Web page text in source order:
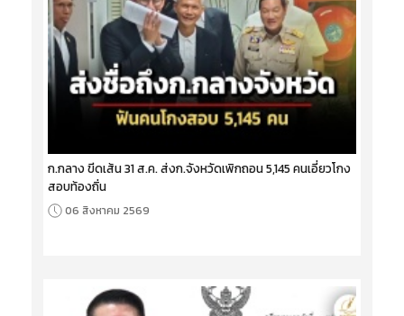
ก.กลาง ขีดเส้น 31 ส.ค. ส่งก.จังหวัดเพิกถอน 5,145 คนเอี่ยวโกง
สอบท้องถิ่น
06 สิงหาคม 2569